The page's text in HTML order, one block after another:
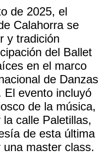
de 2025, el
Calahorra se
y tradición
del Ballet
en el marco
de Danzas
El evento incluyó
de la música,
calle Paletillas,
de esta última
master class.